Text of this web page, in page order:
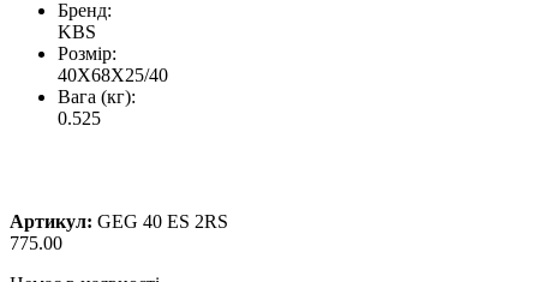
Бренд:
KBS
Розмір:
40X68X25/40
Вага (кг):
0.525
Артикул: GEG 40 ES 2RS
775.00